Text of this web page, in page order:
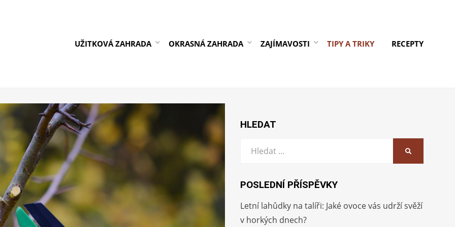
UŽITKOVÁ ZAHRADA OKRASNÁ ZAHRADA ZAJÍMAVOSTI TIPY A TRIKY RECEPTY
HLEDAT
Vyhledat:
POSLEDNÍ PŘÍSPĚVKY
Letní lahůdky na talíři: Jaké ovoce vás udrží svěží
v horkých dnech?